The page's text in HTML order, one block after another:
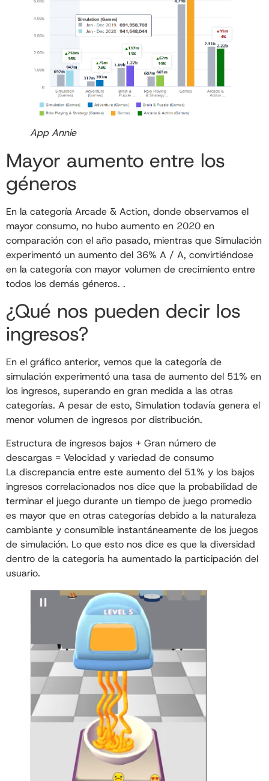
App Annie
Mayor aumento entre los
géneros
En la categoría Arcade & Action, donde observamos el
mayor consumo, no hubo aumento en 2020 en
comparación con el año pasado, mientras que Simulación
experimentó un aumento del 36% A / A, convirtiéndose
en la categoría con mayor volumen de crecimiento entre
todos los demás géneros. .
¿Qué nos pueden decir los
ingresos?
En el gráfico anterior, vemos que la categoría de
simulación experimentó una tasa de aumento del 51% en
los ingresos, superando en gran medida a las otras
categorías. A pesar de esto, Simulation todavía genera el
menor volumen de ingresos por distribución.
Estructura de ingresos bajos + Gran número de
descargas = Velocidad y variedad de consumo
La discrepancia entre este aumento del 51% y los bajos
ingresos correlacionados nos dice que la probabilidad de
terminar el juego durante un tiempo de juego promedio
es mayor que en otras categorías debido a la naturaleza
cambiante y consumible instantáneamente de los juegos
de simulación. Lo que esto nos dice es que la diversidad
dentro de la categoría ha aumentado la participación del
usuario.